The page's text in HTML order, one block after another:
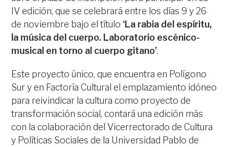
IV edición, que se celebrará entre los días 9 y 26
de noviembre bajo el título ‘La rabia del espíritu,
la música del cuerpo. Laboratorio escénico-
musical en torno al cuerpo gitano’.
Este proyecto único, que encuentra en Polígono
Sur y en Factoría Cultural el emplazamiento idóneo
para reivindicar la cultura como proyecto de
transformación social, contará una edición más
con la colaboración del Vicerrectorado de Cultura
y Políticas Sociales de la Universidad Pablo de